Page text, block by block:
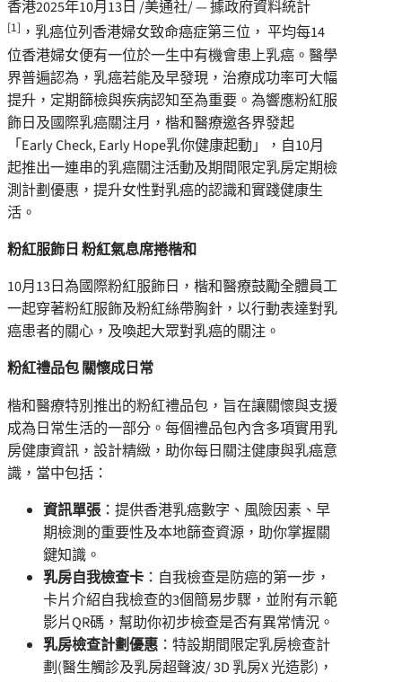
香港2025年10月13日 /美通社/ — 據政府資料統計
[1] ，乳癌位列香港婦女致命癌症第三位， 平均每14
位香港婦女便有一位於一生中有機會患上乳癌。醫學
界普遍認為，乳癌若能及早發現，治療成功率可大幅
提升，定期篩檢與疾病認知至為重要。為響應粉紅服
飾日及國際乳癌關注月，楷和醫療邀各界發起
「Early Check, Early Hope乳你健康起動」，自10月
起推出一連串的乳癌關注活動及期間限定乳房定期檢
測計劃優惠，提升女性對乳癌的認識和實踐健康生
活。
粉紅服飾日 粉紅氣息席捲楷和
10月13日為國際粉紅服飾日，楷和醫療鼓勵全體員工
一起穿著粉紅服飾及粉紅絲帶胸針，以行動表達對乳
癌患者的關心，及喚起大眾對乳癌的關注。
粉紅禮品包 關懷成日常
楷和醫療特別推出的粉紅禮品包，旨在讓關懷與支援
成為日常生活的一部分。每個禮品包內含多項實用乳
房健康資訊，設計精緻，助你每日關注健康與乳癌意
識，當中包括：
資訊單張：提供香港乳癌數字、風險因素、早
期檢測的重要性及本地篩查資源，助你掌握關
鍵知識。
乳房自我檢查卡 ：自我檢查是防癌的第一步，
卡片介紹自我檢查的3個簡易步驟，並附有示範
影片QR碼，幫助你初步檢查是否有異常情況。
乳房檢查計劃優惠 ：特設期間限定乳房檢查計
劃(醫生觸診及乳房超聲波/ 3D 乳房X 光造影)，